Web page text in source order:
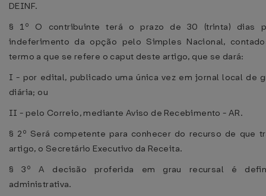
DEINF.
§ 1º O contribuinte terá o prazo de 30 (trinta) dias
indeferimento da opção pelo Simples Nacional,
termo a que se refere o caput deste artigo, que se dará:
I - por edital, publicado uma única vez em jornal local de
diária; ou
II - pelo Correio, mediante Aviso de Recebimento - AR.
§ 2º Será competente para conhecer do recurso de que
artigo, o Secretário Executivo da Receita.
§ 3º A decisão proferida em grau recursal é
administrativa.